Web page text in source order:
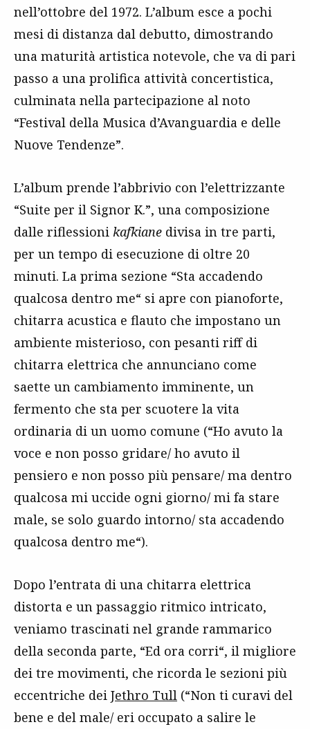
nell’ottobre del 1972. L’album esce a pochi
mesi di distanza dal debutto, dimostrando
una maturità artistica notevole, che va di pari
passo a una prolifica attività concertistica,
culminata nella partecipazione al noto
“Festival della Musica d’Avanguardia e delle
Nuove Tendenze”.
L’album prende l’abbrivio con l’elettrizzante
“Suite per il Signor K.”, una composizione
dalle riflessioni kafkiane divisa in tre parti,
per un tempo di esecuzione di oltre 20
minuti. La prima sezione “Sta accadendo
qualcosa dentro me“ si apre con pianoforte,
chitarra acustica e flauto che impostano un
ambiente misterioso, con pesanti riff di
chitarra elettrica che annunciano come
saette un cambiamento imminente, un
fermento che sta per scuotere la vita
ordinaria di un uomo comune (“Ho avuto la
voce e non posso gridare/ ho avuto il
pensiero e non posso più pensare/ ma dentro
qualcosa mi uccide ogni giorno/ mi fa stare
male, se solo guardo intorno/ sta accadendo
qualcosa dentro me“).
Dopo l’entrata di una chitarra elettrica
distorta e un passaggio ritmico intricato,
veniamo trascinati nel grande rammarico
della seconda parte, “Ed ora corri“, il migliore
dei tre movimenti, che ricorda le sezioni più
eccentriche dei Jethro Tull (“Non ti curavi del
bene e del male/ eri occupato a salire le